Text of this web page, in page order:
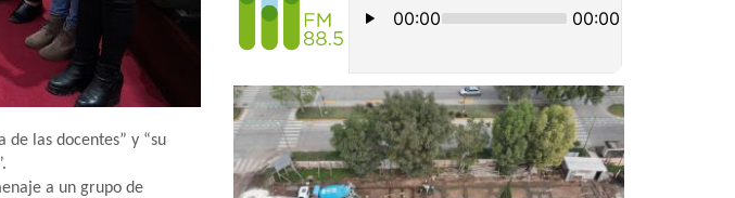
de las docentes” y “su
a un grupo de